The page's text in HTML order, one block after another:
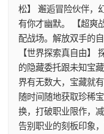
松】 邂逅冒险伙伴，
有你才幽默。 【超爽
配战场。解放双手的
【世界探索真自由】
的隐藏委托跟未知宝
界有无数大，宝藏就
随时间随地获取珍稀
换，打破职业限作，
告别职业的刻板印象